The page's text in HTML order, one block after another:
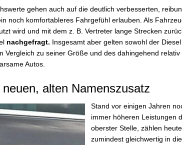
gehen auch auf die deutlich verbesserten,
noch komfortableres Fahrgefühl erlauben. Als
wird und mit dem z. B. Vertreter lange Strecken
nachgefragt. Insgesamt aber gelten sowohl der
Vergleich zu seiner Größe und des dahingehend relativ
Autos.
alten Namenszusatz
Stand vor einigen Jahren
immer höheren Leistungen
oberster Stelle, zählen
zumindest gleichwertig in